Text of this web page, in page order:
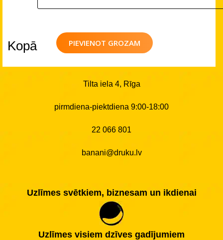
PIEVIENOT GROZAM
Kopā
Tilta iela 4, Rīga
pirmdiena-piektdiena 9:00-18:00
22 066 801
banani@druku.lv
Uzlīmes svētkiem, biznesam un ikdienai
Uzlīmes visiem dzīves gadījumiem